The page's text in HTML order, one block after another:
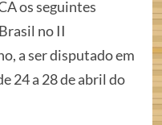
os seguintes
no II
a ser disputado em
24 a 28 de abril do